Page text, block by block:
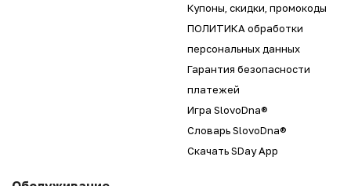
Купоны, скидки, промокоды
ПОЛИТИКА обработки
персональных данных
Гарантия безопасности
платежей
Игра SlovoDna®
Словарь SlovoDna®
Скачать SDay App